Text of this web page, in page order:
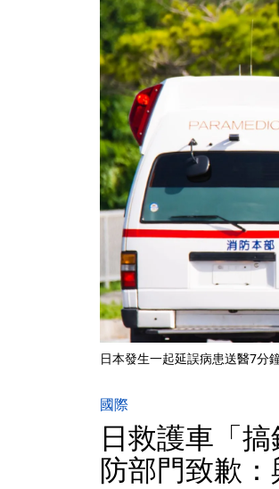
日本發生一起延誤病患送醫7分
國際
日救護車「
防部門致歉